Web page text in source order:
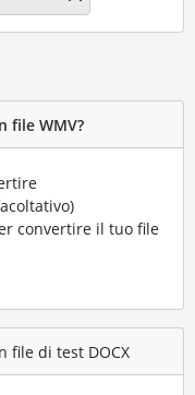
file WMV?
convertire il tuo file
file di test DOCX